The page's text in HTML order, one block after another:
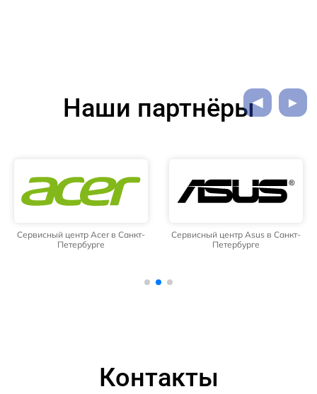
Наши партнёры
Сервисный центр Acer в Санкт-
Петербурге
Сервисный центр Asus в Санкт-
Петербурге
Контакты